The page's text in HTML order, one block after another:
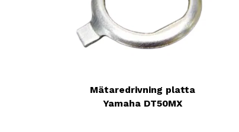
Mätaredrivning platta
Yamaha DT50MX